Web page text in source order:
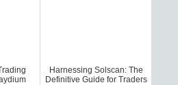
Harnessing Solscan: The
Definitive Guide for Traders